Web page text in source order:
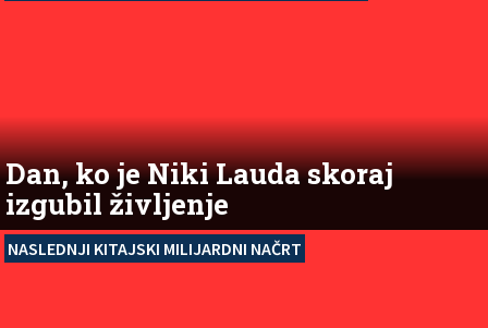
Dan, ko je Niki Lauda skoraj
izgubil življenje
NASLEDNJI KITAJSKI MILIJARDNI NAČRT